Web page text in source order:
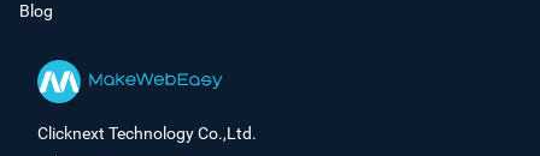
Blog
Clicknext Technology Co.,Ltd.